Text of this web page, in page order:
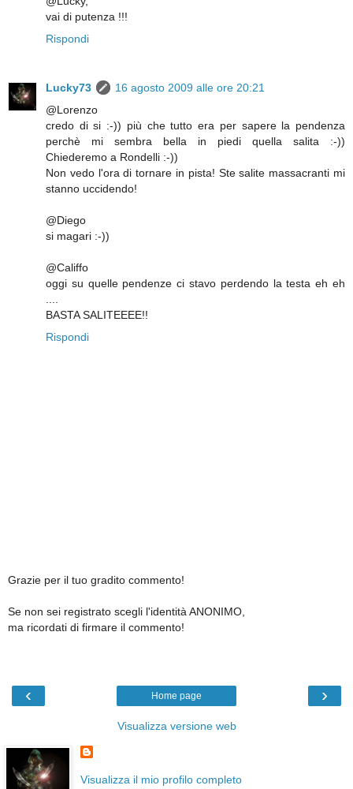
vai di putenza !!!
Rispondi
Lucky73
16 agosto 2009 alle ore 20:21
@Lorenzo
credo di si :-)) più che tutto era per sapere la pendenza
perchè mi sembra bella in piedi quella salita :-))
Chiederemo a Rondelli :-))
Non vedo l'ora di tornare in pista! Ste salite massacranti mi
stanno uccidendo!
@Diego
si magari :-))
@Califfo
oggi su quelle pendenze ci stavo perdendo la testa eh eh
....
BASTA SALITEEEE!!
Rispondi
Grazie per il tuo gradito commento!
Se non sei registrato scegli l'identità ANONIMO,
ma ricordati di firmare il commento!
‹ ›
Home page
Visualizza versione web
Visualizza il mio profilo completo